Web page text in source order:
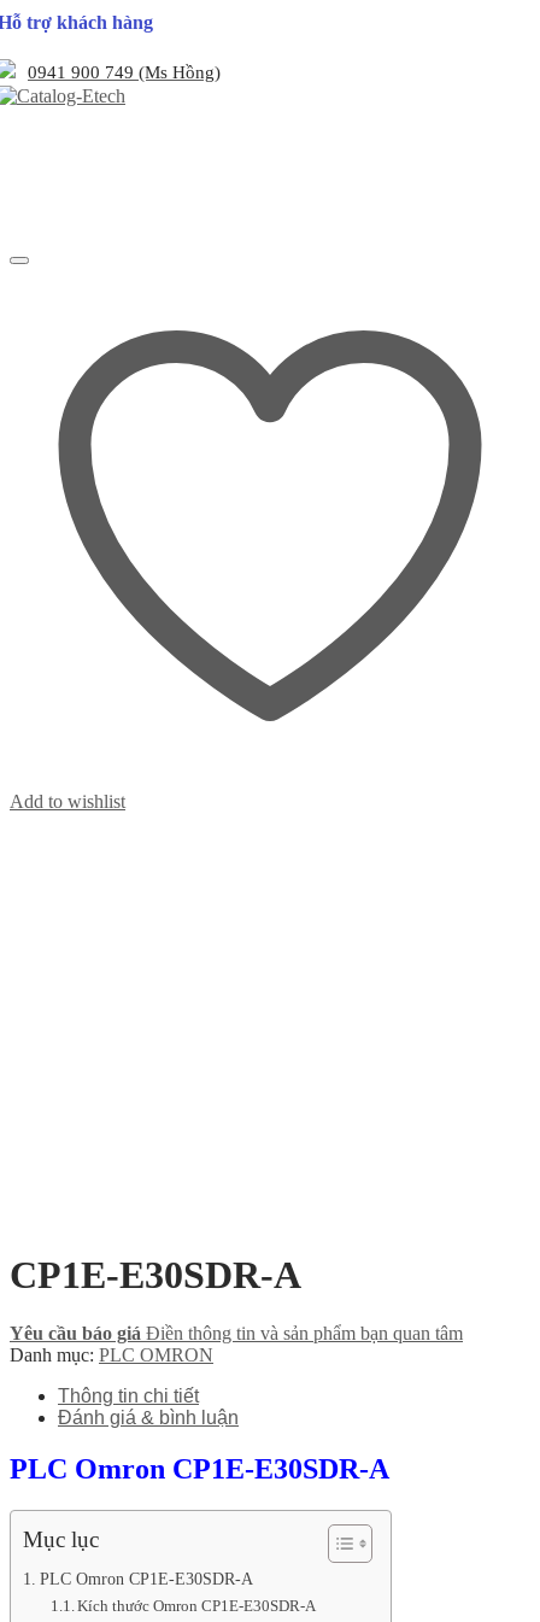
trợ khách hàng
0941 900 749 (Ms Hồng)
Add to wishlist
CP1E-E30SDR-A
Yêu cầu báo giá Điền thông tin và sản phẩm bạn quan tâm
Danh mục: PLC OMRON
Thông tin chi tiết
Đánh giá & bình luận
PLC Omron CP1E-E30SDR-A
Mục lục
PLC Omron CP1E-E30SDR-A
Kích thước Omron CP1E-E30SDR-A